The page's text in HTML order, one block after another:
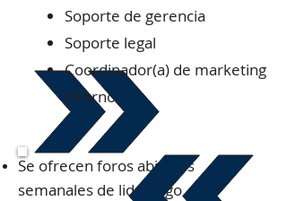
Soporte de gerencia
Soporte legal
Coordinador(a) de marketing
interno
Se ofrecen foros abiertos
semanales de liderazgo